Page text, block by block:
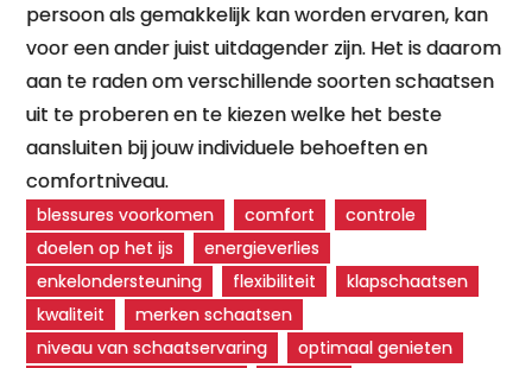
persoon als gemakkelijk kan worden ervaren, kan
voor een ander juist uitdagender zijn. Het is daarom
aan te raden om verschillende soorten schaatsen
uit te proberen en te kiezen welke het beste
aansluiten bij jouw individuele behoeften en
comfortniveau.
blessures voorkomen comfort
controle
doelen op het ijs
energieverlies
enkelondersteuning
flexibiliteit
klapschaatsen
kwaliteit
merken schaatsen
niveau van schaatservaring
optimaal genieten